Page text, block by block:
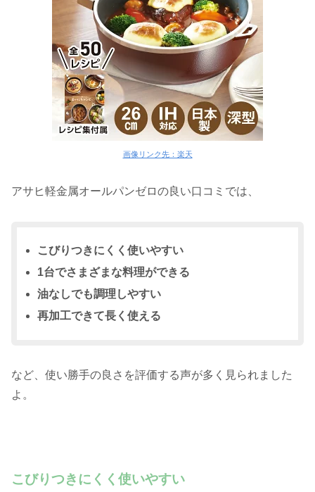
画像リンク先：楽天
アサヒ軽金属オールパンゼロの良い口コミでは、
こびりつきにくく使いやすい
1台でさまざまな料理ができる
油なしでも調理しやすい
再加工できて長く使える
など、使い勝手の良さを評価する声が多く見られました
よ。
こびりつきにくく使いやすい